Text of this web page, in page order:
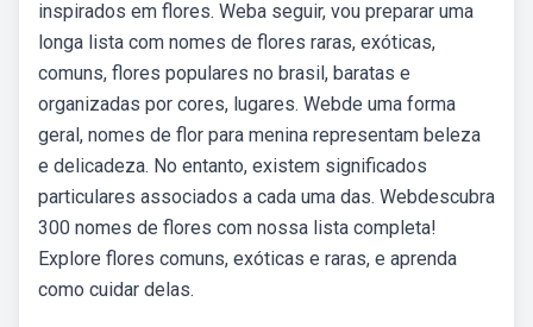
inspirados em flores. Weba seguir, vou preparar uma
longa lista com nomes de flores raras, exóticas,
comuns, flores populares no brasil, baratas e
organizadas por cores, lugares. Webde uma forma
geral, nomes de flor para menina representam beleza
e delicadeza. No entanto, existem significados
particulares associados a cada uma das. Webdescubra
300 nomes de flores com nossa lista completa!
Explore flores comuns, exóticas e raras, e aprenda
como cuidar delas.